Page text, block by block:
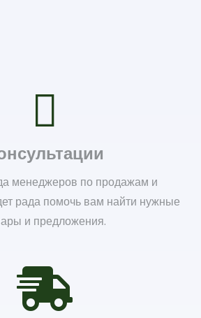
менеджеров по продажам и
рада помочь вам найти нужные
и предложения.